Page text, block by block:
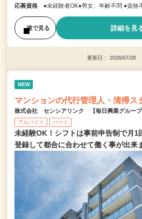
応募資格 ●未経験者OK●男女、年齢不問 ●資格
後で見る 詳細を見
更新日： 2026/07/28
NEW
マンションの代行管理人・清掃ス
株式会社 センシアリンク 【毎日興業グループ
アルバイト パート
未経験OK！シフトは事前申告制で月1
登録して都合に合わせて働く事が出来